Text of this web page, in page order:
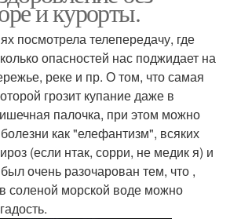
и курорты.
посмотрела телепередачу, где
опасностей нас поджидает на
реке и пр. О том, что самая
грозит купание даже в
палочка, при этом можно
как "елефантизм", всяких
(если нтак, сорри, не медик я) и
очень разочарован тем, что ,
соленой морской воде можно